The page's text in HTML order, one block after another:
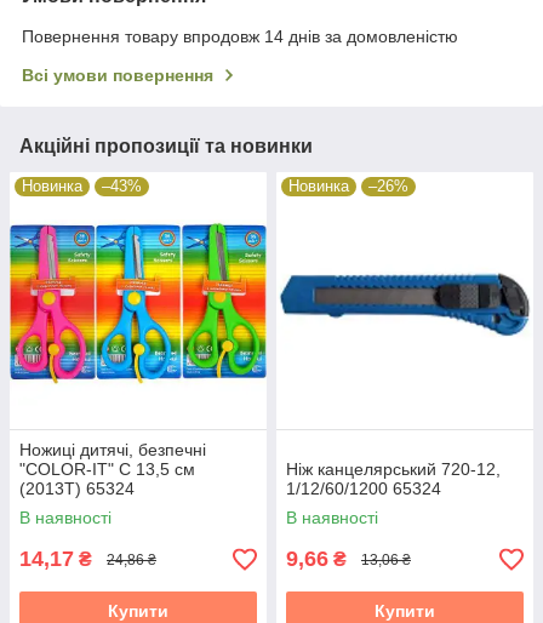
Повернення товару впродовж 14 днів за домовленістю
Всі умови повернення
Акційні пропозиції та новинки
Новинка –43%
Ножиці дитячі, безпечні
"COLOR-IT" С 13,5 см
(2013T) 65324
В наявності
14,17 ₴ 24,86 ₴
Купити
Новинка –26%
Ніж канцелярський 720-12,
1/12/60/1200 65324
В наявності
9,66 ₴ 13,06 ₴
Купити